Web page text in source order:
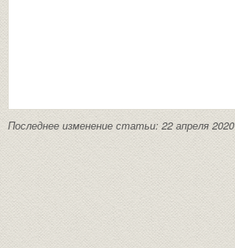
Последнее изменение статьи: 22 апреля 2020